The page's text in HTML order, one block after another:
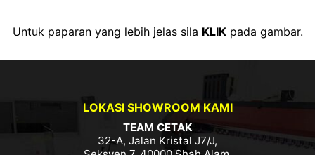
Untuk paparan yang lebih jelas sila KLIKpada gambar.
LOKASI SHOWROOM KAMI
TEAM CETAK
32-A, Jalan Kristal J7/J,